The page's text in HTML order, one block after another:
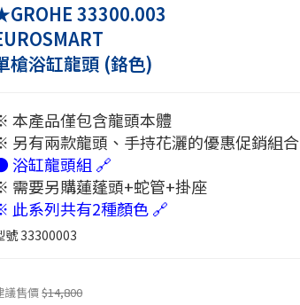
33300.003
槍浴缸龍頭 (鉻色)
本產品僅包含龍頭本體
另有兩款龍頭、手持花灑的優惠促銷組合
浴缸龍頭組 🔗
需要另購蓮蓬頭+蛇管+掛座
此系列共有2種顏色 🔗
號33300003
議售價$14,800